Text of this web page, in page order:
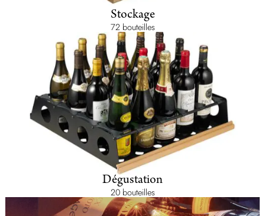
Stockage
72 bouteilles
Dégustation
20 bouteilles